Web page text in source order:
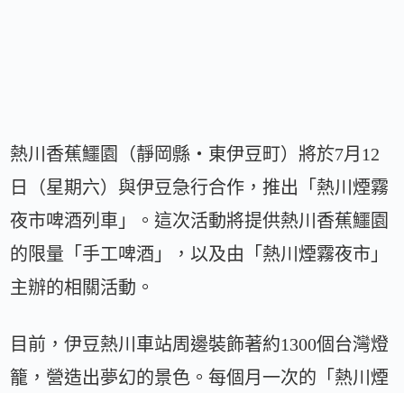
熱川香蕉鱷園（靜岡縣・東伊豆町）將於7月12
日（星期六）與伊豆急行合作，推出「熱川煙霧
夜市啤酒列車」。這次活動將提供熱川香蕉鱷園
的限量「手工啤酒」，以及由「熱川煙霧夜市」
主辦的相關活動。
目前，伊豆熱川車站周邊裝飾著約1300個台灣燈
籠，營造出夢幻的景色。每個月一次的「熱川煙